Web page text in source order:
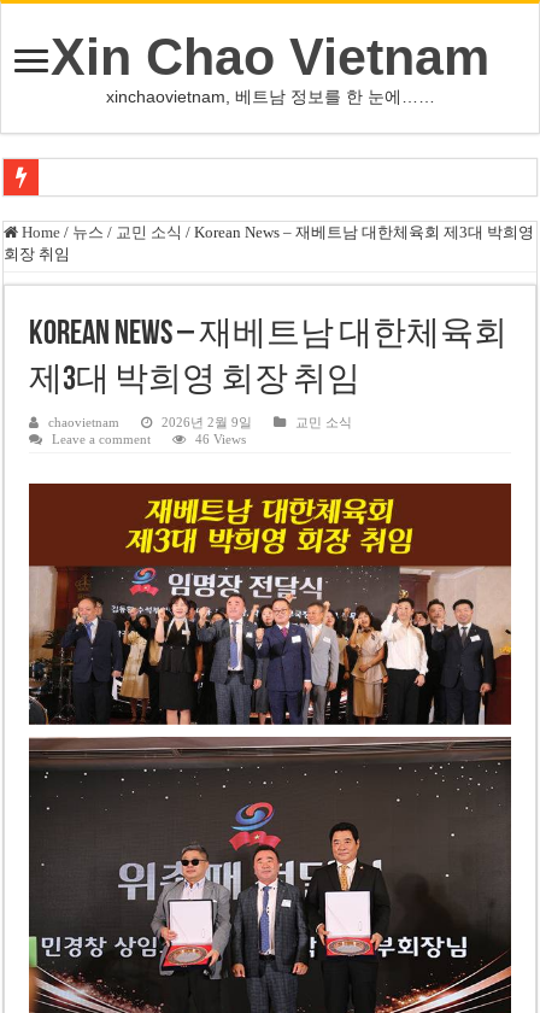
Xin Chao Vietnam
xinchaovietnam, 베트남 정보를 한 눈에……
쩐 타인 먼 베트남 국회의장 “외교 성과, 국가 위상 제고에 크게 기여”
싱가포르 하오마트, 마지막 프리미엄 매장 폐점… 적자·소송 악재 속 사업 축
PNJ, 다이아몬드 밀수 여파에 2분기 적자… 10월 임시 주총 개최
팜 녓 브엉 빈그룹 회장 딸, 그룹 계열사 경영에 첫 등장
케펠, 투티엠 엠파이어시티 지분 전량 2억7000만 달러에 매각
베트남주식 HAT, 15년 연속 현금 배당…주당 3,000동 지급
‘1,000억 달러 남북고속철 투자’ 호언장담 메콜로르 회장 체포
베트남 세무당국, 납세자 정보 공개 기준·절차 명확화
Home / 뉴스 / 교민 소식 / Korean News – 재베트남 대한체육회 제3대 박희영
회장 취임
Korean News – 재베트남 대한체육회
제3대 박희영 회장 취임
chaovietnam 2026년 2월 9일
교민 소식
Leave a comment
46 Views